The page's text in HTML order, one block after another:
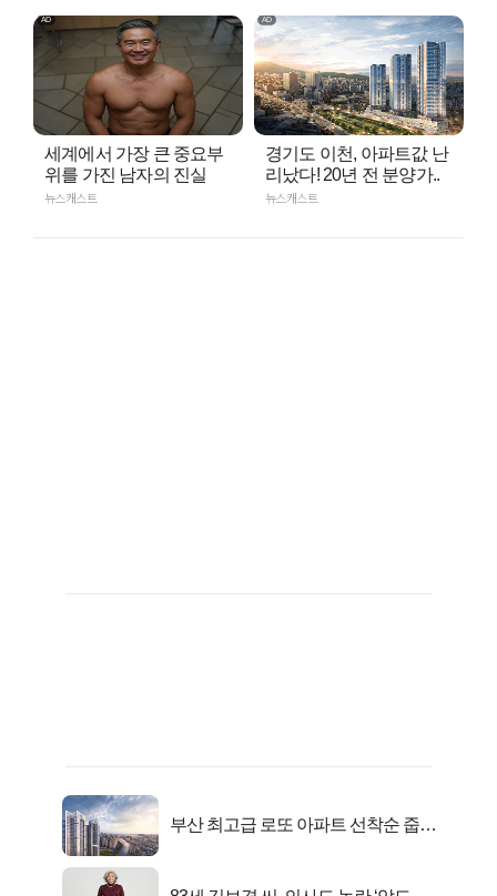
세계에서 가장 큰 중요부
위를 가진 남자의 진실
뉴스캐스트
경기도 이천, 아파트값 난
리났다! 20년 전 분양가..
뉴스캐스트
부산 최고급 로또 아파트 선착순 줍줍